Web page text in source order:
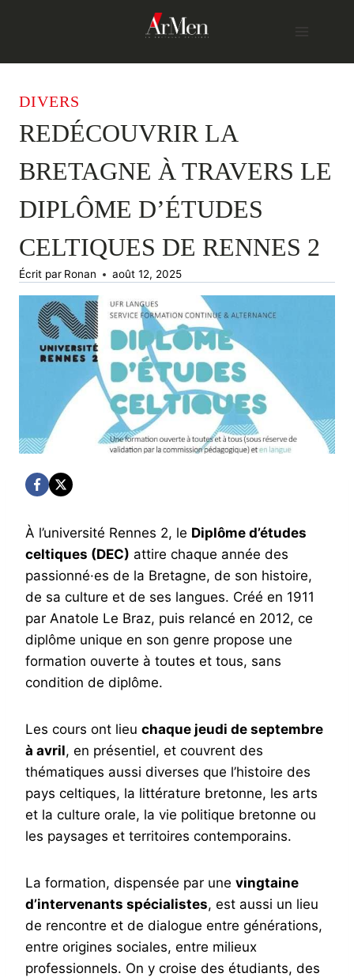
DIVERS
REDÉCOUVRIR LA
BRETAGNE À TRAVERS LE
DIPLÔME D’ÉTUDES
CELTIQUES DE RENNES 2
Écrit par Ronan août 12, 2025
À l’université Rennes 2, le Diplôme d’études
celtiques (DEC) attire chaque année des
passionné·es de la Bretagne, de son histoire,
de sa culture et de ses langues. Créé en 1911
par Anatole Le Braz, puis relancé en 2012, ce
diplôme unique en son genre propose une
formation ouverte à toutes et tous, sans
condition de diplôme.
Les cours ont lieu chaque jeudi de septembre
à avril, en présentiel, et couvrent des
thématiques aussi diverses que l’histoire des
pays celtiques, la littérature bretonne, les arts
et la culture orale, la vie politique bretonne ou
les paysages et territoires contemporains.
La formation, dispensée par une vingtaine
d’intervenants spécialistes, est aussi un lieu
de rencontre et de dialogue entre générations,
entre origines sociales, entre milieux
professionnels. On y croise des étudiants, des